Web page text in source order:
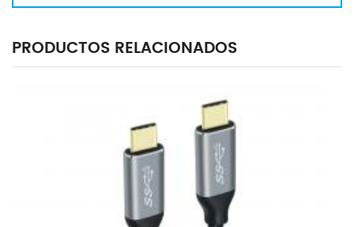
PRODUCTOS RELACIONADOS